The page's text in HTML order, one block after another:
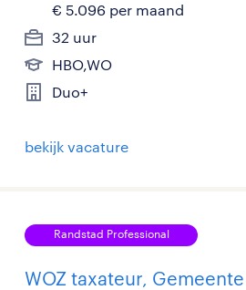
€ 5.096 per maand
32 uur
HBO,WO
Duo+
bekijk vacature
Randstad Professional
WOZ taxateur,